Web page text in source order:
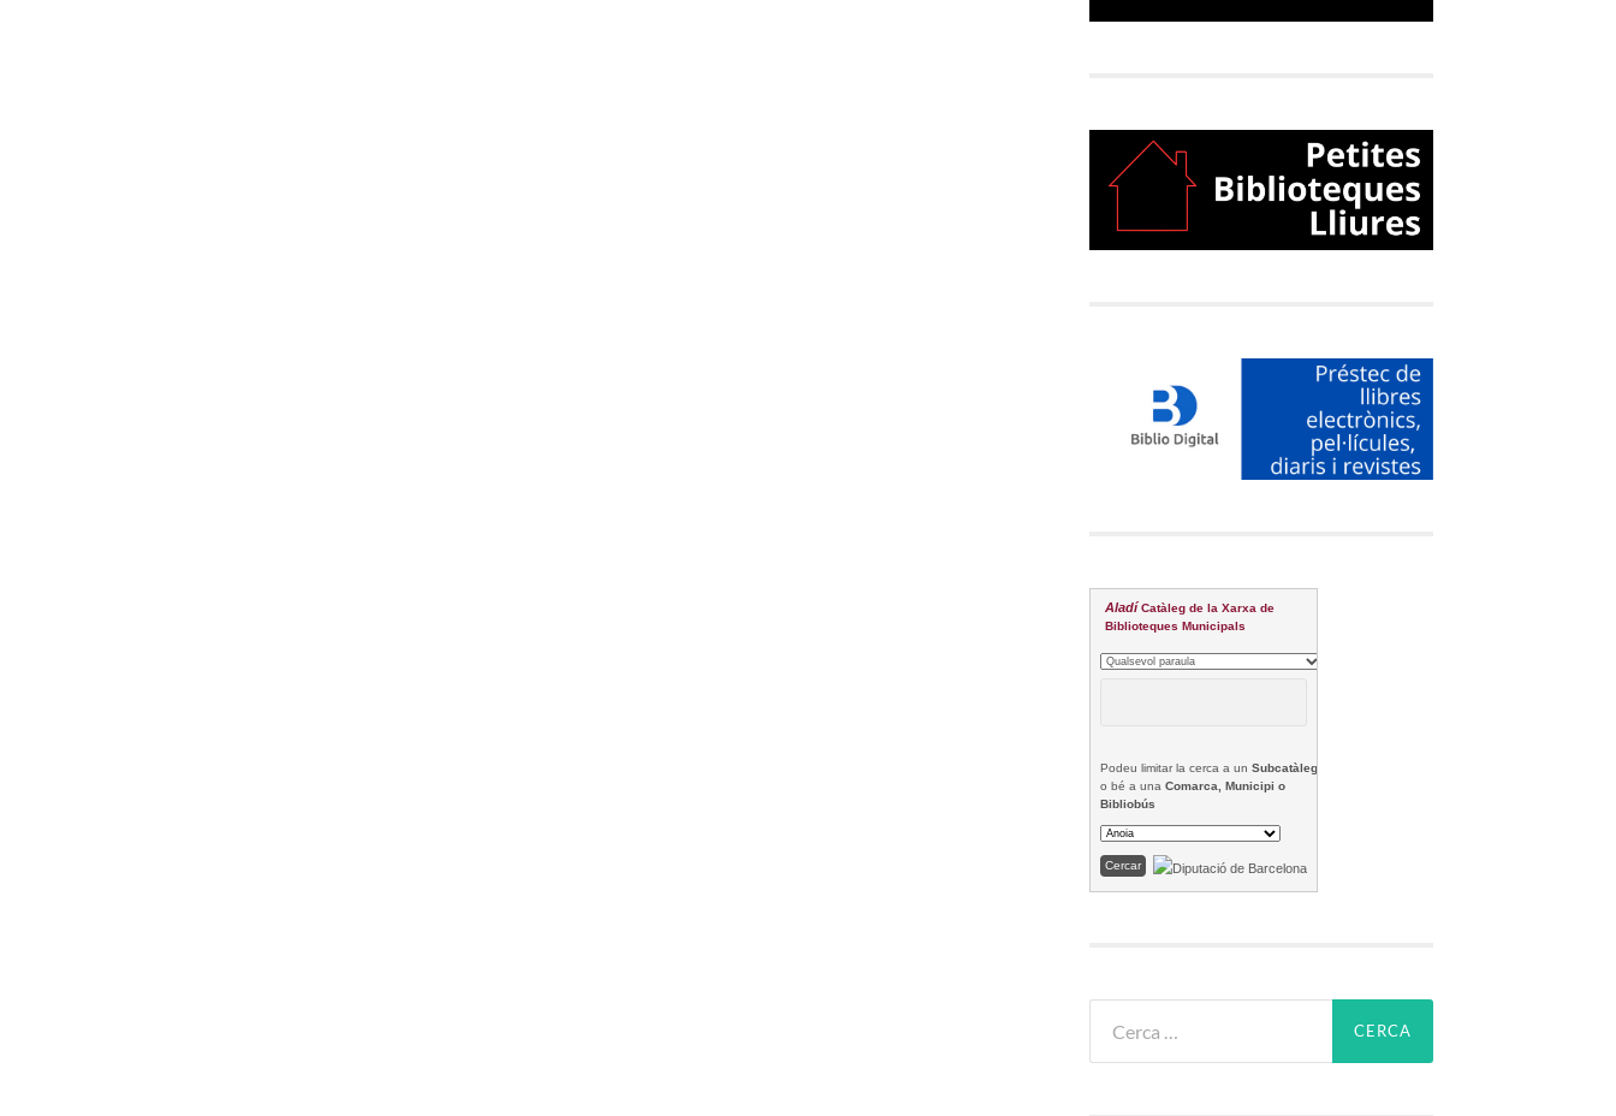
Aladí Catàleg de la Xarxa de
Biblioteques Municipals
Podeu limitar la cerca a un Subcatàleg
o bé a una Comarca, Municipi o
Bibliobús